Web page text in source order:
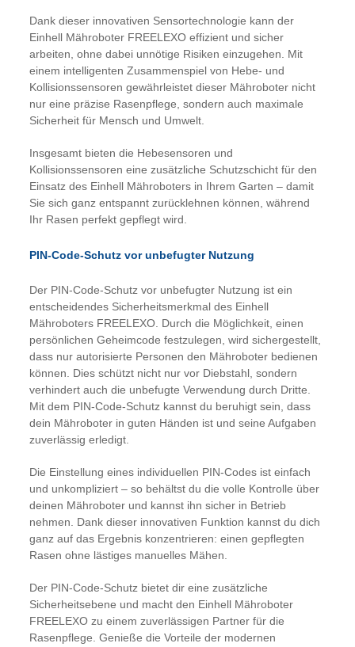
Dank dieser innovativen Sensortechnologie kann der
Einhell Mähroboter FREELEXO effizient und sicher
arbeiten, ohne dabei unnötige Risiken einzugehen. Mit
einem intelligenten Zusammenspiel von Hebe- und
Kollisionssensoren gewährleistet dieser Mähroboter nicht
nur eine präzise Rasenpflege, sondern auch maximale
Sicherheit für Mensch und Umwelt.
Insgesamt bieten die Hebesensoren und
Kollisionssensoren eine zusätzliche Schutzschicht für den
Einsatz des Einhell Mähroboters in Ihrem Garten – damit
Sie sich ganz entspannt zurücklehnen können, während
Ihr Rasen perfekt gepflegt wird.
PIN-Code-Schutz vor unbefugter Nutzung
Der PIN-Code-Schutz vor unbefugter Nutzung ist ein
entscheidendes Sicherheitsmerkmal des Einhell
Mähroboters FREELEXO. Durch die Möglichkeit, einen
persönlichen Geheimcode festzulegen, wird sichergestellt,
dass nur autorisierte Personen den Mähroboter bedienen
können. Dies schützt nicht nur vor Diebstahl, sondern
verhindert auch die unbefugte Verwendung durch Dritte.
Mit dem PIN-Code-Schutz kannst du beruhigt sein, dass
dein Mähroboter in guten Händen ist und seine Aufgaben
zuverlässig erledigt.
Die Einstellung eines individuellen PIN-Codes ist einfach
und unkompliziert – so behältst du die volle Kontrolle über
deinen Mähroboter und kannst ihn sicher in Betrieb
nehmen. Dank dieser innovativen Funktion kannst du dich
ganz auf das Ergebnis konzentrieren: einen gepflegten
Rasen ohne lästiges manuelles Mähen.
Der PIN-Code-Schutz bietet dir eine zusätzliche
Sicherheitsebene und macht den Einhell Mähroboter
FREELEXO zu einem zuverlässigen Partner für die
Rasenpflege. Genieße die Vorteile der modernen